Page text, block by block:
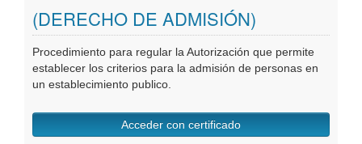
(DERECHO DE ADMISIÓN)
Procedimiento para regular la Autorización que permite
establecer los criterios para la admisión de personas en
un establecimiento publico.
Acceder con certificado